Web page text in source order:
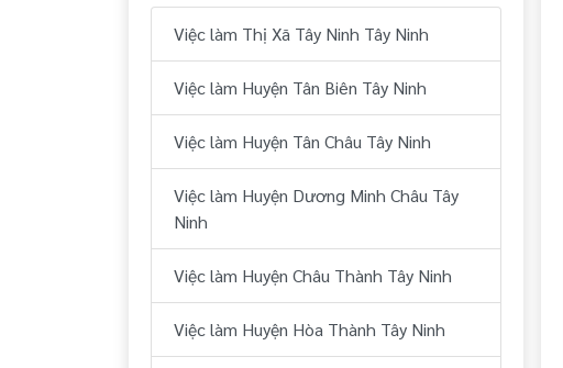
Việc làm Thị Xã Tây Ninh Tây Ninh
Việc làm Huyện Tân Biên Tây Ninh
Việc làm Huyện Tân Châu Tây Ninh
Việc làm Huyện Dương Minh Châu Tây
Ninh
Việc làm Huyện Châu Thành Tây Ninh
Việc làm Huyện Hòa Thành Tây Ninh